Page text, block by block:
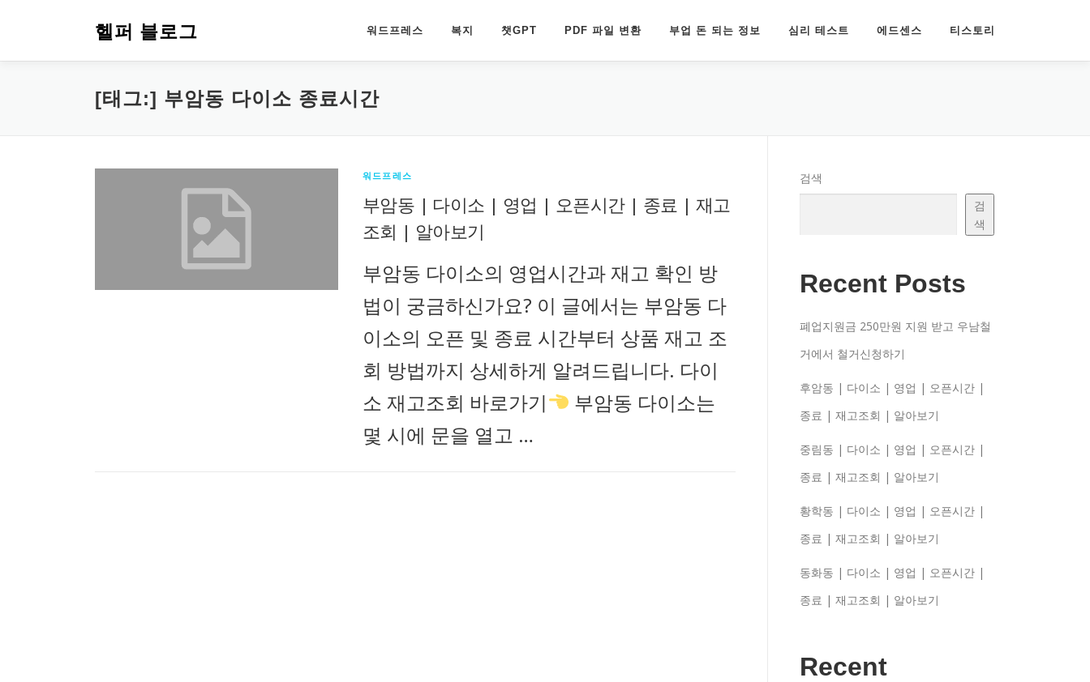
로
헬퍼 블로그 워드프레스 복지 챗GPT PDF 파일 변환 부업 돈 되는 정보 심리 테스트 에드센스 티스토리
[태그:] 부암동 다이소 종료시간
워드프레스
부암동 | 다이소 | 영업 | 오픈시간 | 종료 | 재고
조회 | 알아보기
부암동 다이소의 영업시간과 재고 확인 방
법이 궁금하신가요? 이 글에서는 부암동 다
이소의 오픈 및 종료 시간부터 상품 재고 조
회 방법까지 상세하게 알려드립니다. 다이
소 재고조회 바로가기
부암동 다이소는
몇 시에 문을 열고 …
검색
검
색
Recent Posts
폐업지원금 250만원 지원 받고 우남철
거에서 철거신청하기
후암동 | 다이소 | 영업 | 오픈시간 |
종료 | 재고조회 | 알아보기
중림동 | 다이소 | 영업 | 오픈시간 |
종료 | 재고조회 | 알아보기
황학동 | 다이소 | 영업 | 오픈시간 |
종료 | 재고조회 | 알아보기
동화동 | 다이소 | 영업 | 오픈시간 |
종료 | 재고조회 | 알아보기
Recent